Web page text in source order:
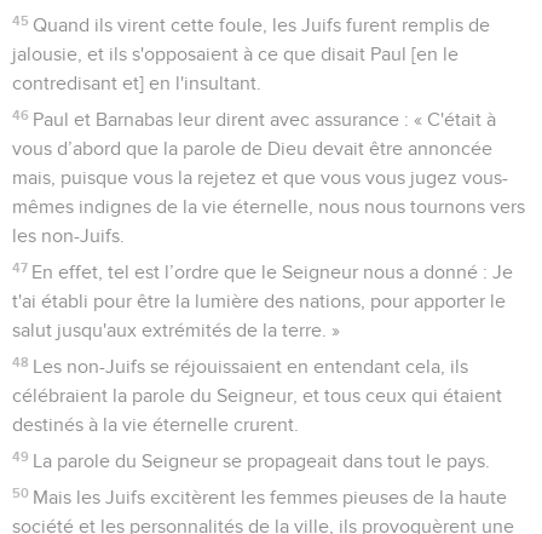
45 Quand ils virent cette foule, les Juifs furent remplis de
jalousie, et ils s'opposaient à ce que disait Paul [en le
contredisant et] en l'insultant.
46 Paul et Barnabas leur dirent avec assurance : « C'était à
vous d’abord que la parole de Dieu devait être annoncée
mais, puisque vous la rejetez et que vous vous jugez vous-
mêmes indignes de la vie éternelle, nous nous tournons vers
les non-Juifs.
47 En effet, tel est l’ordre que le Seigneur nous a donné : Je
t'ai établi pour être la lumière des nations, pour apporter le
salut jusqu'aux extrémités de la terre. »
48 Les non-Juifs se réjouissaient en entendant cela, ils
célébraient la parole du Seigneur, et tous ceux qui étaient
destinés à la vie éternelle crurent.
49 La parole du Seigneur se propageait dans tout le pays.
50 Mais les Juifs excitèrent les femmes pieuses de la haute
société et les personnalités de la ville, ils provoquèrent une